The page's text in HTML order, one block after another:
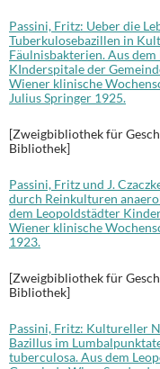
Passini, Fritz: Ueber die
Tuberkulosebazillen in
Fäulnisbakterien. Aus
KInderspitale der
Wiener klinische
Julius Springer 1925.
[Zweigbibliothek für
Bibliothek]
Passini, Fritz und J.
durch Reinkulturen
dem Leopoldstädter
Wiener klinische
1923.
[Zweigbibliothek für
Bibliothek]
Passini, Fritz: Kultureller
Bazillus im
tuberculosa. Aus dem